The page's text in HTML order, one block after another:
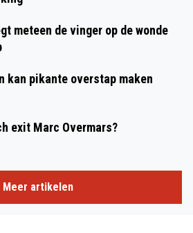
meteen de vinger op de wonde
kan pikante overstap maken
exit Marc Overmars?
Meer artikelen